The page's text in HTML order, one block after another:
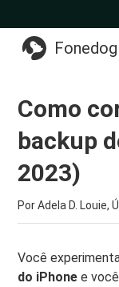
Fonedog
Como
backup
2023)
Por Adela D.
Você
do iPhone e